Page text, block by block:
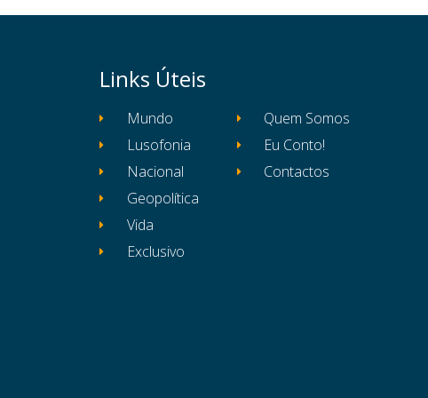
Links Úteis
Mundo
Lusofonia
Nacional
Geopolítica
Vida
Exclusivo
Quem Somos
Eu Conto!
Contactos